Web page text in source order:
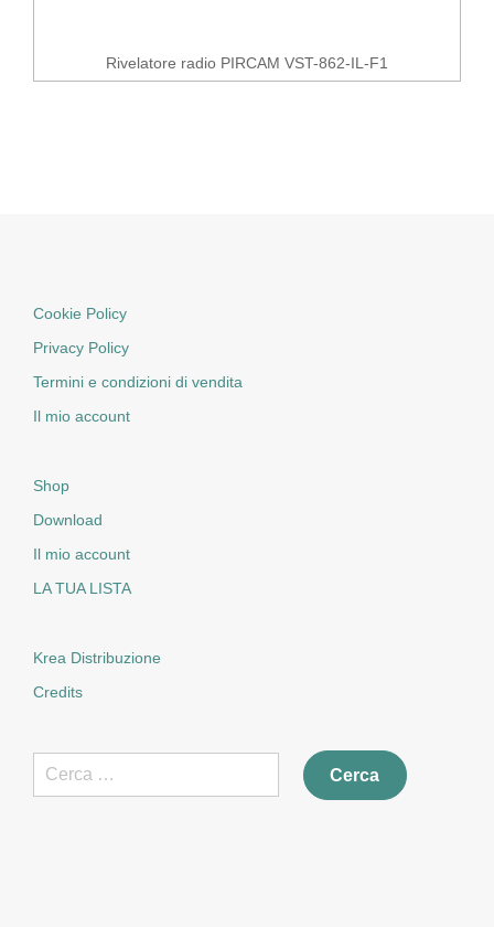
Rivelatore radio PIRCAM VST-862-IL-F1
Cookie Policy
Privacy Policy
Termini e condizioni di vendita
Il mio account
Shop
Download
Il mio account
LA TUA LISTA
Krea Distribuzione
Credits
per: